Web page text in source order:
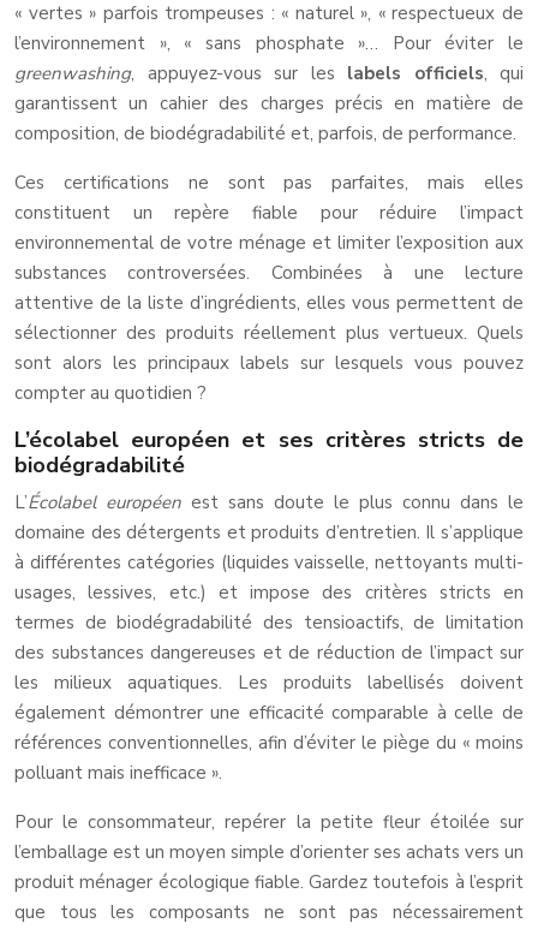
« vertes » parfois trompeuses : « naturel », « respectueux de
l’environnement », « sans phosphate »… Pour éviter le
greenwashing, appuyez-vous sur les labels officiels, qui
garantissent un cahier des charges précis en matière de
composition, de biodégradabilité et, parfois, de performance.
Ces certifications ne sont pas parfaites, mais elles
constituent un repère fiable pour réduire l’impact
environnemental de votre ménage et limiter l’exposition aux
substances controversées. Combinées à une lecture
attentive de la liste d’ingrédients, elles vous permettent de
sélectionner des produits réellement plus vertueux. Quels
sont alors les principaux labels sur lesquels vous pouvez
compter au quotidien ?
L’écolabel européen et ses critères stricts de
biodégradabilité
L’Écolabel européen est sans doute le plus connu dans le
domaine des détergents et produits d’entretien. Il s’applique
à différentes catégories (liquides vaisselle, nettoyants multi-
usages, lessives, etc.) et impose des critères stricts en
termes de biodégradabilité des tensioactifs, de limitation
des substances dangereuses et de réduction de l’impact sur
les milieux aquatiques. Les produits labellisés doivent
également démontrer une efficacité comparable à celle de
références conventionnelles, afin d’éviter le piège du « moins
polluant mais inefficace ».
Pour le consommateur, repérer la petite fleur étoilée sur
l’emballage est un moyen simple d’orienter ses achats vers un
produit ménager écologique fiable. Gardez toutefois à l’esprit
que tous les composants ne sont pas nécessairement